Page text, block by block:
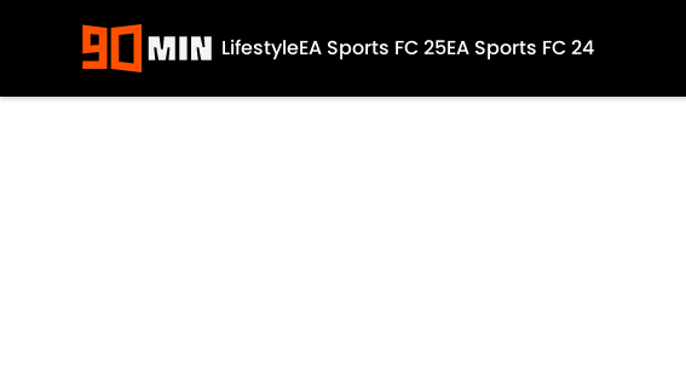
LifestyleEA Sports FC 25EA Sports FC 24